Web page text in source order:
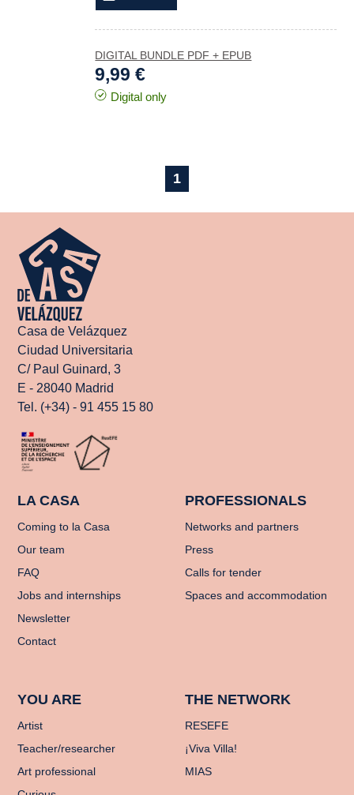
DIGITAL BUNDLE PDF + EPUB
9,99 €
Digital only
1
Casa de Velázquez
Ciudad Universitaria
C/ Paul Guinard, 3
E - 28040 Madrid
Tel. (+34) - 91 455 15 80
LA CASA
Coming to la Casa
Our team
FAQ
Jobs and internships
Newsletter
Contact
PROFESSIONALS
Networks and partners
Press
Calls for tender
Spaces and accommodation
YOU ARE
Artist
Teacher/researcher
Art professional
THE NETWORK
RESEFE
¡Viva Villa!
MIAS